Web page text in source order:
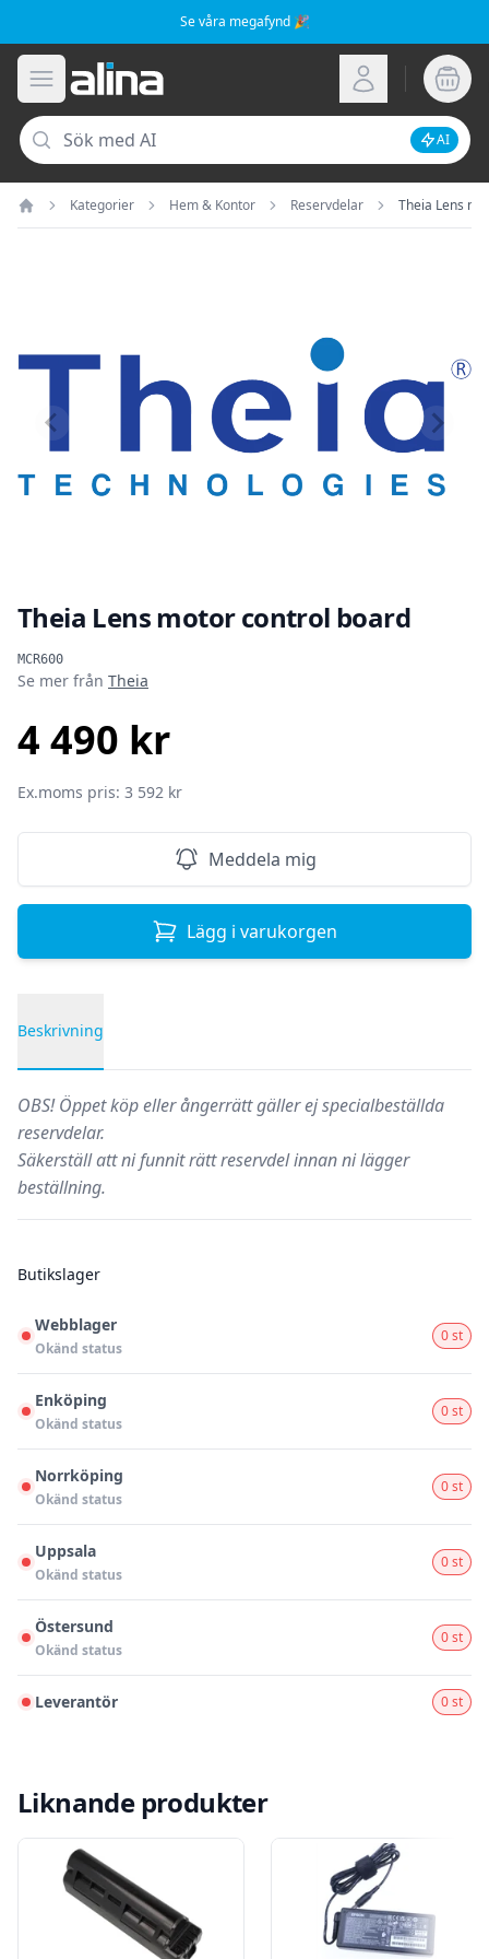
Se våra megafynd 🎉
Öppna meny
Alina.se Logga in
Sök
AI
Hem
Kategorier Hem & Kontor Reservdelar Theia Lens
Theia Lens motor control board
MCR600
Produktinformation
Se mer från Theia
4 490 kr
Ex.moms pris: 3 592 kr
Meddela mig
Lägg i varukorgen
Beskrivning
OBS!Öppet köp eller ångerrätt gäller ej specialbeställda
reservdelar.
Säkerställ att ni funnit rätt reservdel innan ni lägger
beställning.
Butikslager
Webblager
Okänd status
0 st
Enköping
Okänd status
0 st
Norrköping
Okänd status
0 st
Uppsala
Okänd status
0 st
Östersund
Okänd status
0 st
Leverantör 0 st
Liknande produkter